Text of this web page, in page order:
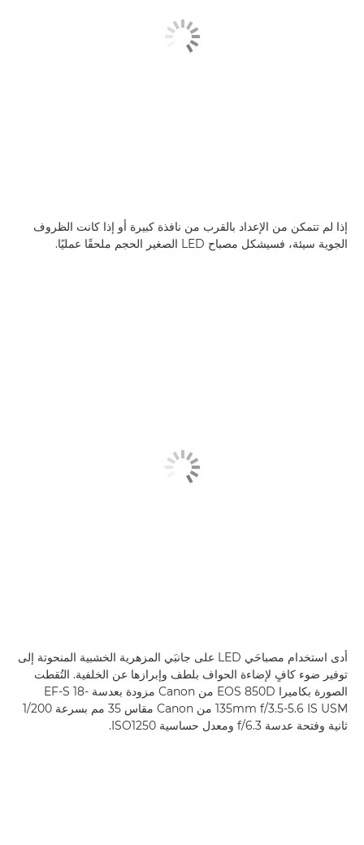
إذا لم تتمكن من الإعداد بالقرب من نافذة كبيرة أو إذا كانت الظروف
الجوية سيئة، فسيشكل مصباح LED الصغير الحجم ملحقًا عمليًا.
أدى استخدام مصباحَي LED على جانبَي المزهرية الخشبية المنحوتة إلى
توفير ضوء كافٍ لإضاءة الحواف بلطف وإبرازها عن الخلفية. التُقطت
الصورة بكاميرا EOS 850D من Canon مزودة بعدسة EF-S 18-
135mm f/3.5-5.6 IS USM من Canon مقاس 35 مم بسرعة 1/200
ثانية وفتحة عدسة f/6.3 ومعدل حساسية ISO1250.